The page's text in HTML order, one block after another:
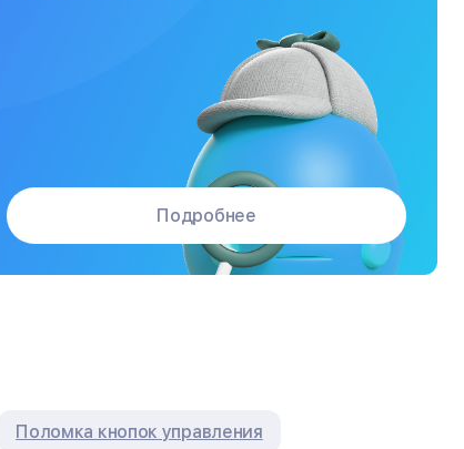
Подробнее
Поломка кнопок управления